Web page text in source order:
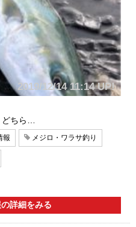
2019/12/14 11:14 UP!
ちら…
報 メジロ・ワラサ釣り
詳細をみる